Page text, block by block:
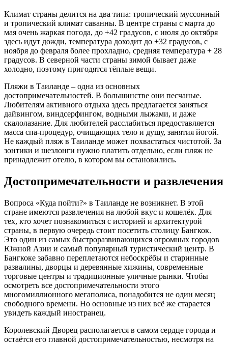
Климат страны делится на два типа: тропический муссонный
и тропический климат саванны. В центре страны с марта до
мая очень жаркая погода, до +42 градусов, с июля до октября
здесь идут дожди, температура доходит до +32 градусов, с
ноября до февраля более прохладно, средняя температура + 28
градусов. В северной части страны зимой бывает даже
холодно, поэтому пригодятся тёплые вещи.
Пляжи в Таиланде – одна из основных
достопримечательностей. В большинстве они песчаные.
Любителям активного отдыха здесь предлагается заняться
дайвингом, виндсерфингом, водными лыжами, и даже
скалолазание. Для любителей расслабиться предоставляется
масса спа-процедур, очищающих тело и душу, занятия йогой.
Не каждый пляж в Таиланде может похвастаться чистотой. За
зонтики и шезлонги нужно платить отдельно, если пляж не
принадлежит отелю, в котором вы остановились.
Достопримечательности и развлечения
Вопроса «Куда пойти?» в Таиланде не возникнет. В этой
стране имеются развлечения на любой вкус и кошелёк. Для
тех, кто хочет познакомиться с историей и архитектурой
страны, в первую очередь стоит посетить столицу Бангкок.
Это один из самых быстроразвивающихся огромных городов
Южной Азии и самый популярный туристический центр. В
Бангкоке забавно переплетаются небоскрёбы и старинные
развалины, дворцы и деревянные хижины, современные
торговые центры и традиционные уличные рынки. Чтобы
осмотреть все достопримечательности этого
многомиллионного мегаполиса, понадобится не один месяц
свободного времени. Но основные из них всё же старается
увидеть каждый иностранец.
Королевский Дворец располагается в самом сердце города и
остаётся его главной достопримечательностью, несмотря на